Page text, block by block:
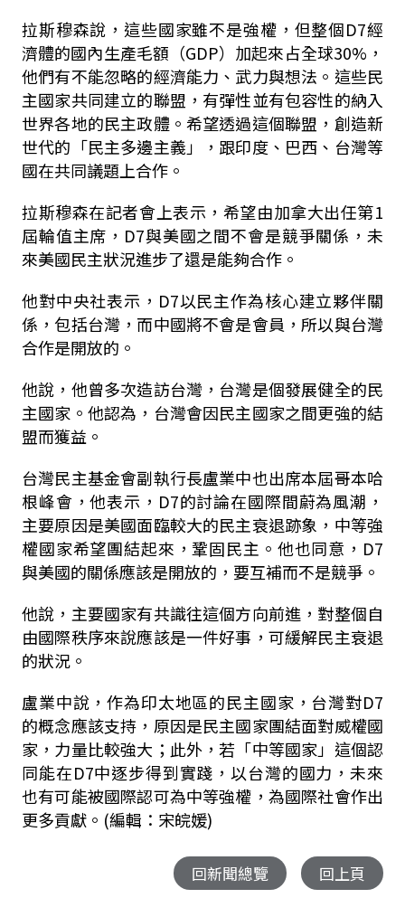
拉斯穆森說，這些國家雖不是強權，但整個D7經
濟體的國內生產毛額（GDP）加起來占全球30%，
他們有不能忽略的經濟能力、武力與想法。這些民
主國家共同建立的聯盟，有彈性並有包容性的納入
世界各地的民主政體。希望透過這個聯盟，創造新
世代的「民主多邊主義」，跟印度、巴西、台灣等
國在共同議題上合作。
拉斯穆森在記者會上表示，希望由加拿大出任第1
屆輪值主席，D7與美國之間不會是競爭關係，未
來美國民主狀況進步了還是能夠合作。
他對中央社表示，D7以民主作為核心建立夥伴關
係，包括台灣，而中國將不會是會員，所以與台灣
合作是開放的。
他說，他曾多次造訪台灣，台灣是個發展健全的民
主國家。他認為，台灣會因民主國家之間更強的結
盟而獲益。
台灣民主基金會副執行長盧業中也出席本屆哥本哈
根峰會，他表示，D7的討論在國際間蔚為風潮，
主要原因是美國面臨較大的民主衰退跡象，中等強
權國家希望團結起來，鞏固民主。他也同意，D7
與美國的關係應該是開放的，要互補而不是競爭。
他說，主要國家有共識往這個方向前進，對整個自
由國際秩序來說應該是一件好事，可緩解民主衰退
的狀況。
盧業中說，作為印太地區的民主國家，台灣對D7
的概念應該支持，原因是民主國家團結面對威權國
家，力量比較強大；此外，若「中等國家」這個認
同能在D7中逐步得到實踐，以台灣的國力，未來
也有可能被國際認可為中等強權，為國際社會作出
更多貢獻。(編輯：宋皖媛)
回新聞總覽 回上頁